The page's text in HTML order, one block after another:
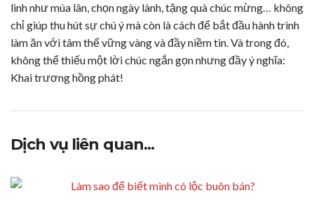
linh như múa lân, chọn ngày lành, tặng quà chúc mừng… không
chỉ giúp thu hút sự chú ý mà còn là cách để bắt đầu hành trình
làm ăn với tâm thế vững vàng và đầy niềm tin. Và trong đó,
không thể thiếu một lời chúc ngắn gọn nhưng đầy ý nghĩa:
Khai trương hồng phát!
Dịch vụ liên quan...